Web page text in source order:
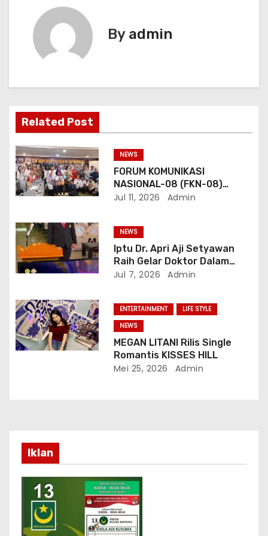
o
s
By admin
Related Post
NEWS
FORUM KOMUNIKASI
NASIONAL-08 (FKN-08)
Dukung Program
Jul 11, 2026 Admin
NEWS
Iptu Dr. Apri Aji Setyawan
Raih Gelar Doktor Dalam
Sidang Terbuka Promosi
Jul 7, 2026 Admin
ENTERTAINMENT
LIFE STYLE
NEWS
MEGAN LITANI Rilis Single
Romantis KISSES HILL
Mei 25, 2026 Admin
Iklan